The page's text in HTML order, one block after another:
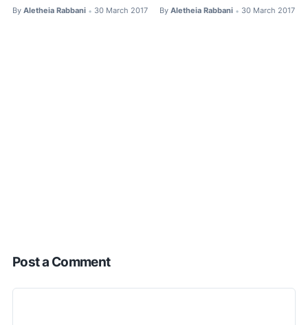
By Aletheia Rabbani • 30 March 2017 By Aletheia Rabbani • 30 March 2017
Post a Comment